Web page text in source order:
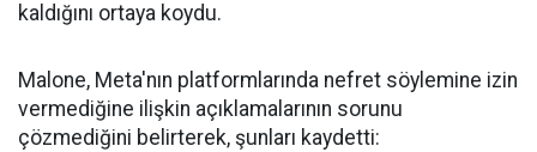
kaldığını ortaya koydu.
Malone, Meta'nın platformlarında nefret söylemine izin
vermediğine ilişkin açıklamalarının sorunu
çözmediğini belirterek, şunları kaydetti: